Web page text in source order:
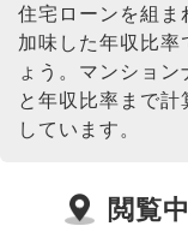
住宅ローンを組ま
加味した年収比率
ょう。 マンション
と年収比率まで
しています。
閲覧